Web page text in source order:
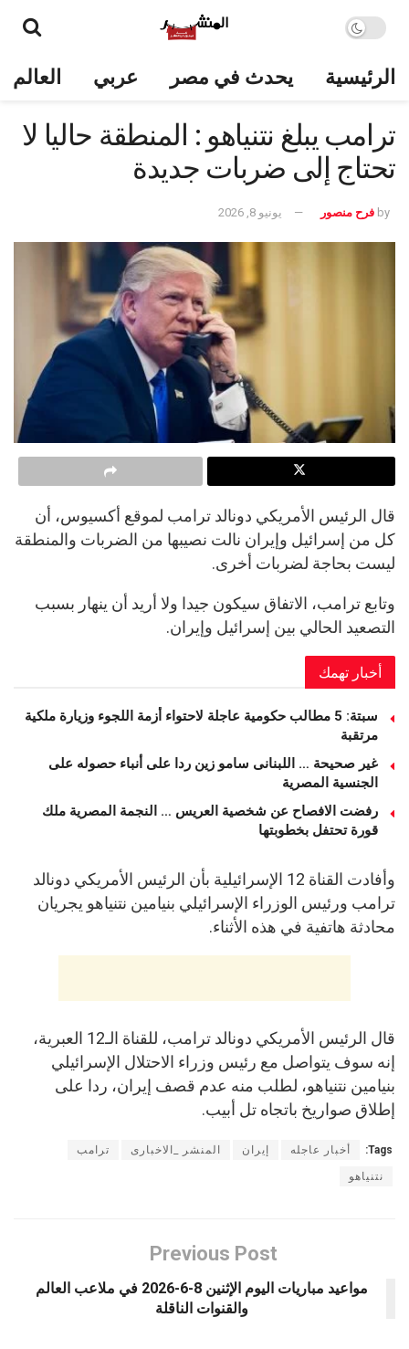
الرئيسية يحدث في مصر عربي العالم
ترامب يبلغ نتنياهو : المنطقة حاليا لا
تحتاج إلى ضربات جديدة
by فرح منصور يونيو 8, 2026
قال الرئيس الأمريكي دونالد ترامب لموقع أكسيوس، أن
كل من إسرائيل وإيران نالت نصيبها من الضربات والمنطقة
ليست بحاجة لضربات أخرى.
وتابع ترامب، الاتفاق سيكون جيدا ولا أريد أن ينهار بسبب
التصعيد الحالي بين إسرائيل وإيران.
أخبار تهمك
سبتة: 5 مطالب حكومية عاجلة لاحتواء أزمة اللجوء وزيارة ملكية
مرتقبة
غير صحيحة … اللبنانى سامو زين ردا على أنباء حصوله على
الجنسية المصرية
رفضت الافصاح عن شخصية العريس … النجمة المصرية ملك
قورة تحتفل بخطوبتها
وأفادت القناة 12 الإسرائيلية بأن الرئيس الأمريكي دونالد
ترامب ورئيس الوزراء الإسرائيلي بنيامين نتنياهو يجريان
محادثة هاتفية في هذه الأثناء.
قال الرئيس الأمريكي دونالد ترامب، للقناة الـ12 العبرية،
إنه سوف يتواصل مع رئيس وزراء الاحتلال الإسرائيلي
بنيامين نتنياهو، لطلب منه عدم قصف إيران، ردا على
إطلاق صواريخ باتجاه تل أبيب.
Tags: أخبار عاجله إيران المنشر _الاخبارى ترامب
نتنياهو
Previous Post
مواعيد مباريات اليوم الإثنين 8-6-2026 في ملاعب العالم
والقنوات الناقلة